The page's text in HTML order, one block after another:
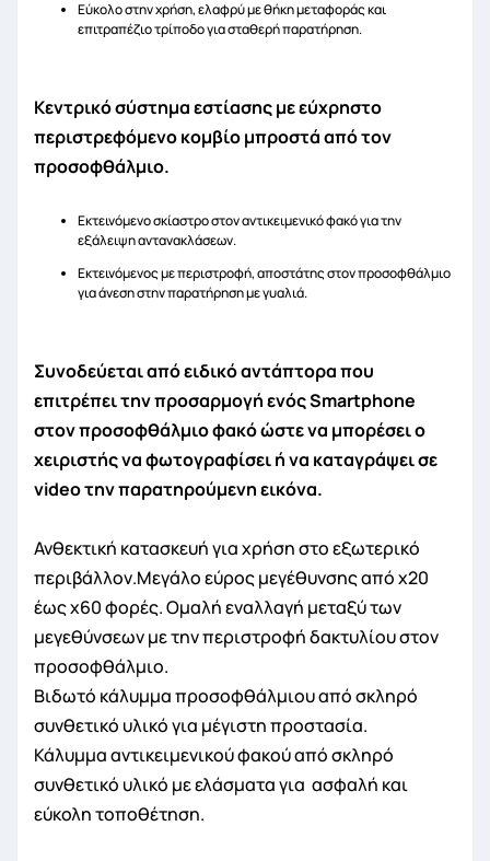
Εύκολο στην χρήση, ελαφρύ με θήκη μεταφοράς και
επιτραπέζιο τρίποδο για σταθερή παρατήρηση.
Κεντρικό σύστημα εστίασης με εύχρηστο
περιστρεφόμενο κομβίο μπροστά από τον
προσοφθάλμιο.
Εκτεινόμενο σκίαστρο στον αντικειμενικό φακό για την
εξάλειψη αντανακλάσεων.
Εκτεινόμενος με περιστροφή, αποστάτης στον προσοφθάλμιο
για άνεση στην παρατήρηση με γυαλιά.
Συνοδεύεται από ειδικό αντάπτορα που
επιτρέπει την προσαρμογή ενός Smartphone
στον προσοφθάλμιο φακό ώστε να μπορέσει ο
χειριστής να φωτογραφίσει ή να καταγράψει σε
video την παρατηρούμενη εικόνα.
Ανθεκτική κατασκευή για χρήση στο εξωτερικό
περιβάλλον.Μεγάλο εύρος μεγέθυνσης από x20
έως x60 φορές. Ομαλή εναλλαγή μεταξύ των
μεγεθύνσεων με την περιστροφή δακτυλίου στον
προσοφθάλμιο.
Βιδωτό κάλυμμα προσοφθάλμιου από σκληρό
συνθετικό υλικό για μέγιστη προστασία.
Κάλυμμα αντικειμενικού φακού από σκληρό
συνθετικό υλικό με ελάσματα για ασφαλή και
εύκολη τοποθέτηση.